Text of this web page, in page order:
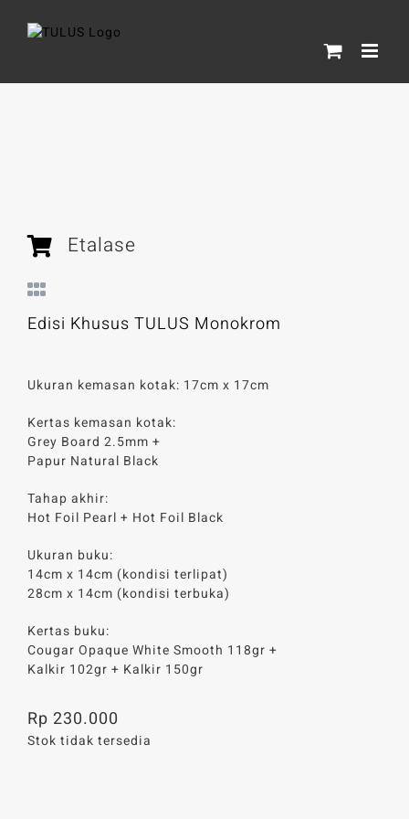
Etalase
Edisi Khusus TULUS Monokrom
Ukuran kemasan kotak: 17cm x 17cm
Kertas kemasan kotak:
Grey Board 2.5mm +
Papur Natural Black
Tahap akhir:
Hot Foil Pearl + Hot Foil Black
Ukuran buku:
14cm x 14cm (kondisi terlipat)
28cm x 14cm (kondisi terbuka)
Kertas buku:
Cougar Opaque White Smooth 118gr +
Kalkir 102gr + Kalkir 150gr
Rp 230.000
Stok tidak tersedia